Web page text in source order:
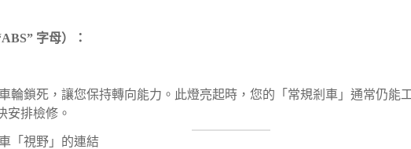
字母）：
輪鎖死，讓您保持轉向能力。此燈亮起時，您的「常規剎車」通常仍能
安排檢修。
「視野」的連結